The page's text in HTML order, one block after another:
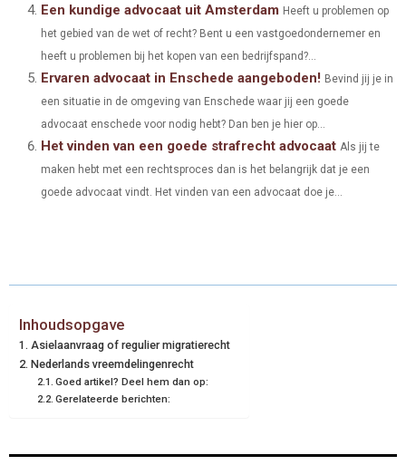
Een kundige advocaat uit Amsterdam Heeft u problemen op
het gebied van de wet of recht? Bent u een vastgoedondernemer en
heeft u problemen bij het kopen van een bedrijfspand?...
Ervaren advocaat in Enschede aangeboden! Bevind jij je in
een situatie in de omgeving van Enschede waar jij een goede
advocaat enschede voor nodig hebt? Dan ben je hier op...
Het vinden van een goede strafrecht advocaat Als jij te
maken hebt met een rechtsproces dan is het belangrijk dat je een
goede advocaat vindt. Het vinden van een advocaat doe je...
Inhoudsopgave
Asielaanvraag of regulier migratierecht
Nederlands vreemdelingenrecht
Goed artikel? Deel hem dan op:
Gerelateerde berichten: